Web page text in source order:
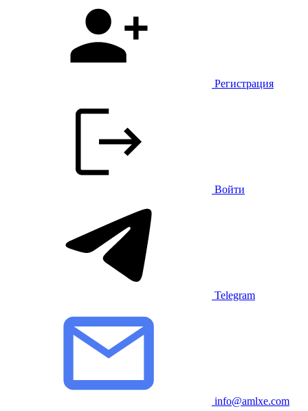
Регистрация
Войти
Telegram
info@amlxe.com